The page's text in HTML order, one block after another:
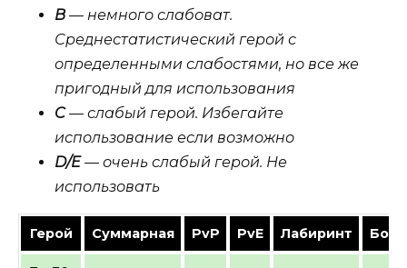
B — немного слабоват.
Среднестатистический герой с
определенными слабостями, но все же
пригодный для использования
C— слабый герой. Избегайте
использование если возможно
D/E— очень слабый герой. Не
использовать
Герой Суммарная PvP PvE Лабиринт